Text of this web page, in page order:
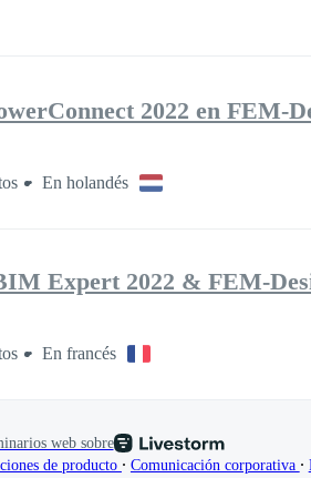
2022 en FEM-
En holandés
Expert 2022 & FEM-
En francés
web sobre
de producto ∙ Comunicación corporativa ∙